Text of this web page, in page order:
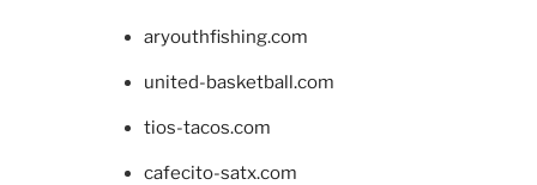
aryouthfishing.com
united-basketball.com
tios-tacos.com
cafecito-satx.com